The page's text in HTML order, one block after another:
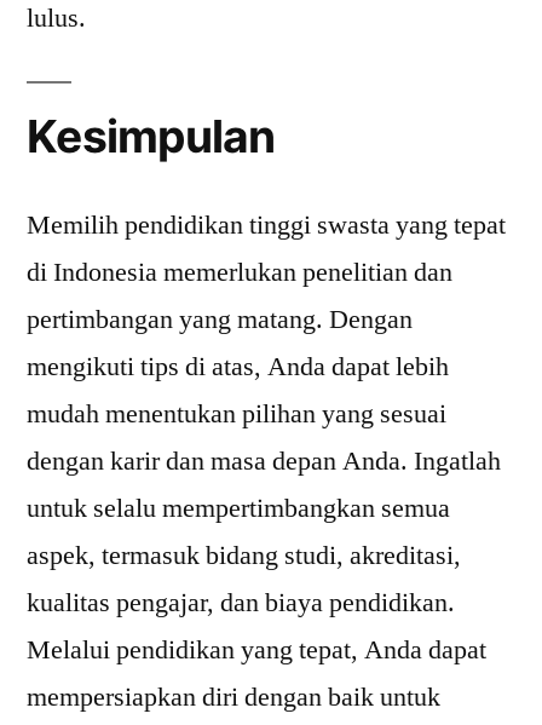
lulus.
Kesimpulan
Memilih pendidikan tinggi swasta yang tepat
di Indonesia memerlukan penelitian dan
pertimbangan yang matang. Dengan
mengikuti tips di atas, Anda dapat lebih
mudah menentukan pilihan yang sesuai
dengan karir dan masa depan Anda. Ingatlah
untuk selalu mempertimbangkan semua
aspek, termasuk bidang studi, akreditasi,
kualitas pengajar, dan biaya pendidikan.
Melalui pendidikan yang tepat, Anda dapat
mempersiapkan diri dengan baik untuk